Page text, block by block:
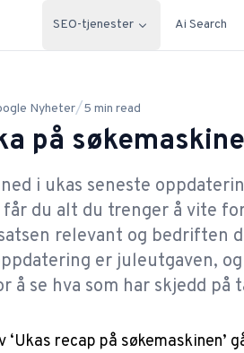
SEO-tjenester Ai Search
Nyheter/5 min read
på
i ukas seneste
får du alt du trenger å vite
relevant og bedriften
er juleutgaven,
å se hva som har skjedd på
recap på søkemaskinen’